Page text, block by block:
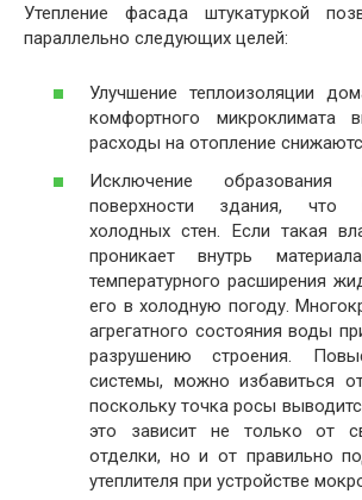
Утепление фасада штукатуркой
параллельно следующих целей:
Улучшение теплоизоляции
комфортного микроклимата
расходы на отопление
Исключение образования
поверхности здания, что
холодных стен. Если такая
проникает внутрь
температурного расширения
его в холодную погоду.
агрегатного состояния воды
разрушению строения.
системы, можно избавиться
поскольку точка росы
это зависит не только от
отделки, но и от правильно
утеплителя при устройстве